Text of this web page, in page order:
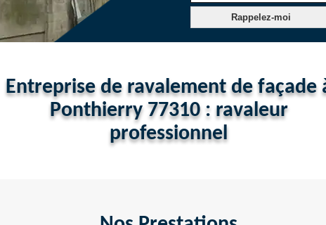
Entreprise de ravalement de façade
Ponthierry 77310 : ravaleur
professionnel